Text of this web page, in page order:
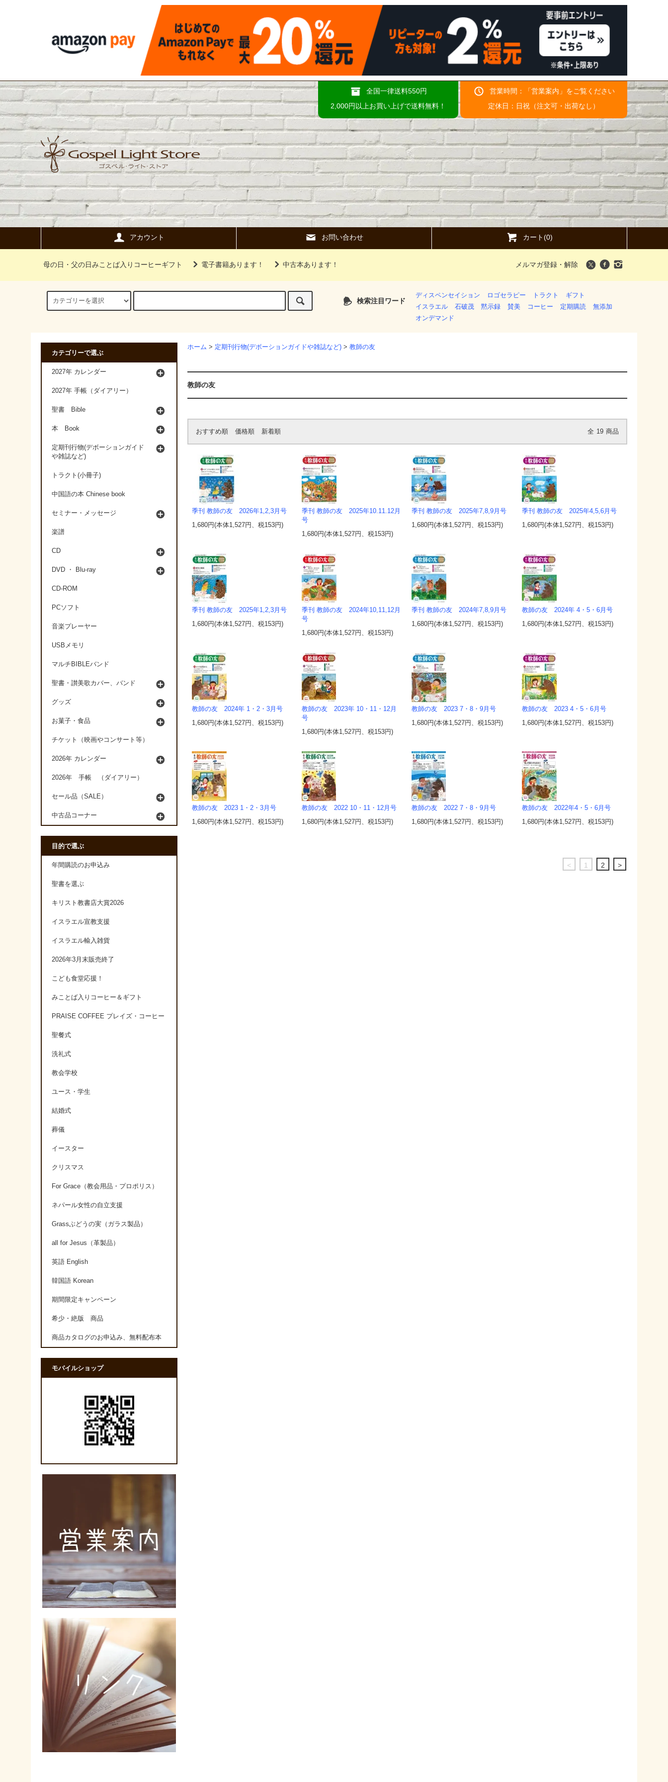
全国一律送料550円
2,000円以上お買い上げで送料無料！
営業時間：「営業案内 」をご覧ください
定休日：日祝（注文可・出荷なし）
アカウント お問い合わせ カート(0)
母の日・父の日みことば入りコーヒーギフト 電子書籍あります！ 中古本あります！ メルマガ登録・解除
検索注目ワード
ディスペンセイション ロゴセラピー トラクト
ギフト
イスラエル
石破茂 黙示録 賛美 コーヒー 定期購読
無添加
オンデマンド
ホーム > 定期刊行物(デボーションガイドや雑誌など) > 教師の友
教師の友
おすすめ順 価格順 新着順 全 19 商品
季刊 教師の友 2026年1,2,3月号
1,680円(本体1,527円、税153円)
季刊 教師の友 2025年10.11.12月
号
1,680円(本体1,527円、税153円)
季刊 教師の友 2025年7,8,9月号
1,680円(本体1,527円、税153円)
季刊 教師の友 2025年4,5,6月号
1,680円(本体1,527円、税153円)
季刊 教師の友 2025年1,2,3月号
1,680円(本体1,527円、税153円)
季刊 教師の友 2024年10,11,12月
号
1,680円(本体1,527円、税153円)
季刊 教師の友 2024年7,8,9月号
1,680円(本体1,527円、税153円)
教師の友 2024年 4・5・6月号
1,680円(本体1,527円、税153円)
教師の友 2024年 1・2・3月号
1,680円(本体1,527円、税153円)
教師の友 2023年 10・11・12月
号
1,680円(本体1,527円、税153円)
教師の友 2023 7・8・9月号
1,680円(本体1,527円、税153円)
教師の友 2023 4・5・6月号
1,680円(本体1,527円、税153円)
教師の友 2023 1・2・3月号
1,680円(本体1,527円、税153円)
教師の友 2022 10・11・12月号
1,680円(本体1,527円、税153円)
教師の友 2022 7・8・9月号
1,680円(本体1,527円、税153円)
教師の友 2022年4・5・6月号
1,680円(本体1,527円、税153円)
< 1 2 >
カテゴリーで選ぶ
2027年 カレンダー
2027年 手帳（ダイアリー）
聖書 Bible
本 Book
定期刊行物(デボーションガイド
や雑誌など)
トラクト(小冊子)
中国語の本 Chinese book
セミナー・メッセージ
楽譜
CD
DVD ・ Blu-ray
CD-ROM
PCソフト
音楽プレーヤー
USBメモリ
マルチBIBLEバンド
聖書・讃美歌カバー、バンド
グッズ
お菓子・食品
チケット（映画やコンサート等）
2026年 カレンダー
2026年 手帳 （ダイアリー）
セール品（SALE）
中古品コーナー
目的で選ぶ
年間購読のお申込み
聖書を選ぶ
キリスト教書店大賞2026
イスラエル宣教支援
イスラエル輸入雑貨
2026年3月末販売終了
こども食堂応援！
みことば入りコーヒー＆ギフト
PRAISE COFFEE プレイズ・コーヒー
聖餐式
洗礼式
教会学校
ユース・学生
結婚式
葬儀
イースター
クリスマス
For Grace（教会用品・プロポリス）
ネパール女性の自立支援
Grassぶどうの実（ガラス製品）
all for Jesus（革製品）
英語 English
韓国語 Korean
期間限定キャンペーン
希少・絶版 商品
商品カタログのお申込み、無料配布本
モバイルショップ